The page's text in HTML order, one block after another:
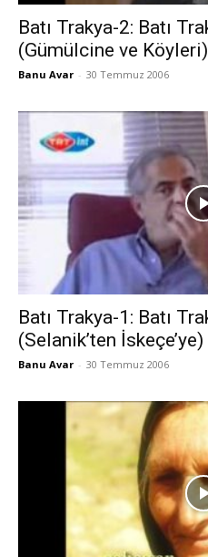
Batı Trakya-2: Batı
(Gümülcine ve Köyleri)
Banu Avar - 30 Temmuz 2006
Batı Trakya-1: Batı
(Selanik’ten İskeçe’ye)
Banu Avar - 30 Temmuz 2006